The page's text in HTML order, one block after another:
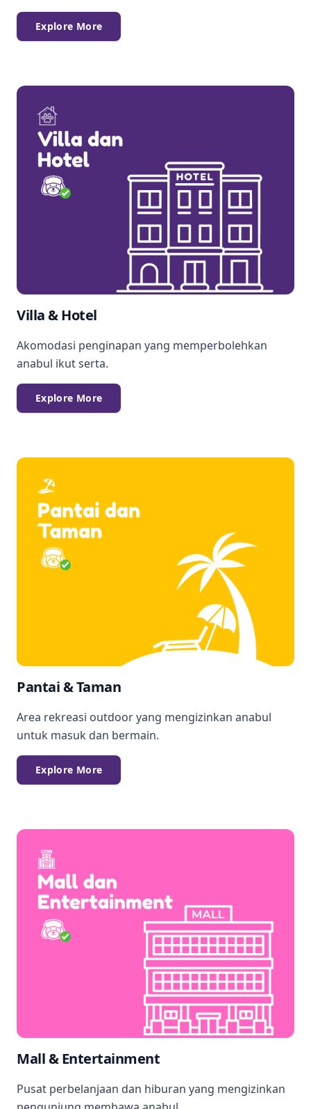
Explore More
Villa & Hotel
Akomodasi penginapan yang memperbolehkan
anabul ikut serta.
Explore More
Pantai & Taman
Area rekreasi outdoor yang mengizinkan anabul
untuk masuk dan bermain.
Explore More
Mall & Entertainment
Pusat perbelanjaan dan hiburan yang mengizinkan